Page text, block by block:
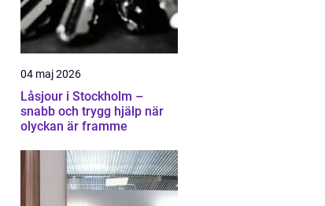
04 maj 2026
Låsjour i Stockholm –
snabb och trygg hjälp när
olyckan är framme